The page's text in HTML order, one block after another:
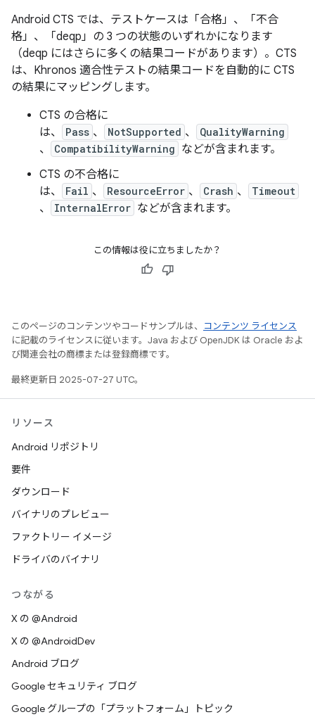
Android CTS では、テストケースは「合格」、「不合
格」、「deqp」の 3 つの状態のいずれかになります
（deqp にはさらに多くの結果コードがあります）。CTS
は、Khronos 適合性テストの結果コードを自動的に CTS
の結果にマッピングします。
CTS の合格に
は、
Pass 、 NotSupported 、 QualityWarning
、 CompatibilityWarning などが含まれます。
CTS の不合格に
は、
Fail 、 ResourceError 、 Crash 、 Timeout
、 InternalError などが含まれます。
この情報は役に立ちましたか？
このページのコンテンツやコードサンプルは、
コンテンツ ライセンス
に記載のライセンスに従います。Java および OpenJDK は Oracle およ
び関連会社の商標または登録商標です。
最終更新日 2025-07-27 UTC。
リソース
Android リポジトリ
要件
ダウンロード
バイナリのプレビュー
ファクトリー イメージ
ドライバのバイナリ
つながる
X の @Android
X の @AndroidDev
Android ブログ
Google セキュリティ ブログ
Google グループの「プラットフォーム」トピック